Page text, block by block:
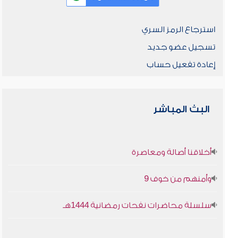
استرجاع الرمز السري
تسجيل عضو جديد
إعادة تفعيل حساب
البث المباشر
أخلاقنا أصالة ومعاصرة
وأمنهم من خوف 9
سلسلة محاضرات نفحات رمضانية 1444هـ